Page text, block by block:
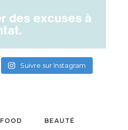
Suivre sur Instagram
FOOD
BEAUTÉ